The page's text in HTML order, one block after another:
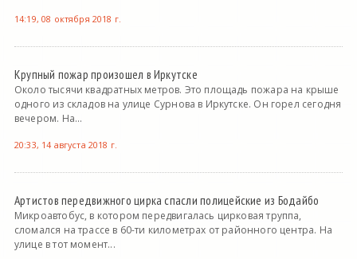
14:19, 08 октября 2018 г.
Крупный пожар произошел в Иркутске
Около тысячи квадратных метров. Это площадь пожара на крыше
одного из складов на улице Сурнова в Иркутске. Он горел сегодня
вечером. На...
20:33, 14 августа 2018 г.
Артистов передвижного цирка спасли полицейские из Бодайбо
Микроавтобус, в котором передвигалась цирковая труппа,
сломался на трассе в 60-ти километрах от районного центра. На
улице в тот момент...